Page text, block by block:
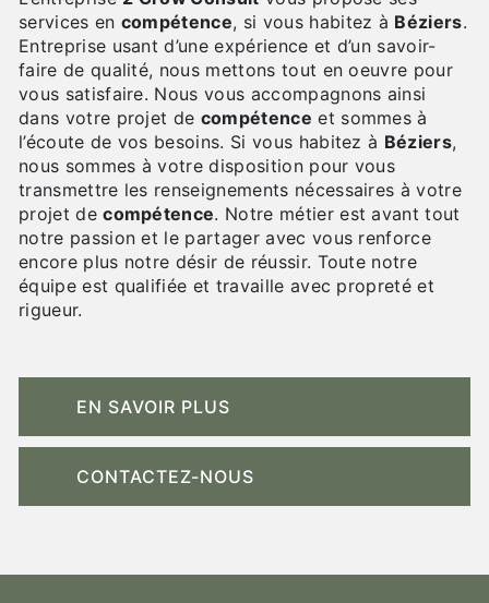
services en compétence, si vous habitez à Béziers.
Entreprise usant d’une expérience et d’un savoir-
faire de qualité, nous mettons tout en oeuvre pour
vous satisfaire. Nous vous accompagnons ainsi
dans votre projet de compétence et sommes à
l’écoute de vos besoins. Si vous habitez à Béziers,
nous sommes à votre disposition pour vous
transmettre les renseignements nécessaires à votre
projet decompétence. Notre métier est avant tout
notre passion et le partager avec vous renforce
encore plus notre désir de réussir. Toute notre
équipe est qualifiée et travaille avec propreté et
rigueur.
EN SAVOIR PLUS
CONTACTEZ-NOUS